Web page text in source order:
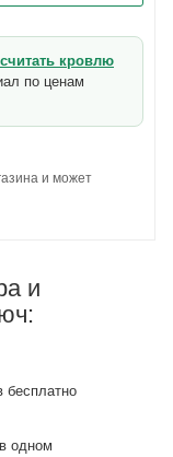
кровлю
по ценам
и может
и
бесплатно
одном